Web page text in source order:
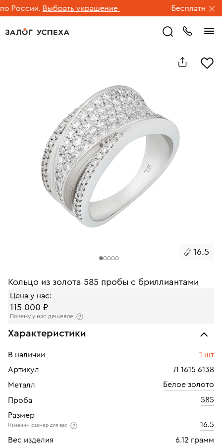
России. Выбрать украшение Бесплатная
16.5
Кольцо из золота 585 пробы с бриллиантами
Цена у нас:
115 000 ₽
Почему у нас дешевле
Характеристики
В наличии
1 шт
Артикул
Л 1615 6138
Металл
Белое золото
Проба
585
Размер
Изменим размер для вас
16.5
Вес изделия
6.12 грамм